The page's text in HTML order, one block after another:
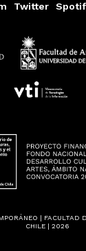
Twitter
| FACULTAD
CHILE | 2026